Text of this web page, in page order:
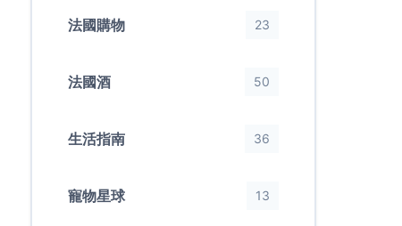
法國購物 23
法國酒 50
生活指南 36
寵物星球 13